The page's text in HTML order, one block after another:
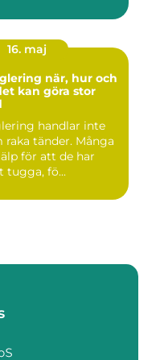
16. maj
hur och
kan göra stor
handlar inte
raka tänder. Många
för att de har
tugga, fö...